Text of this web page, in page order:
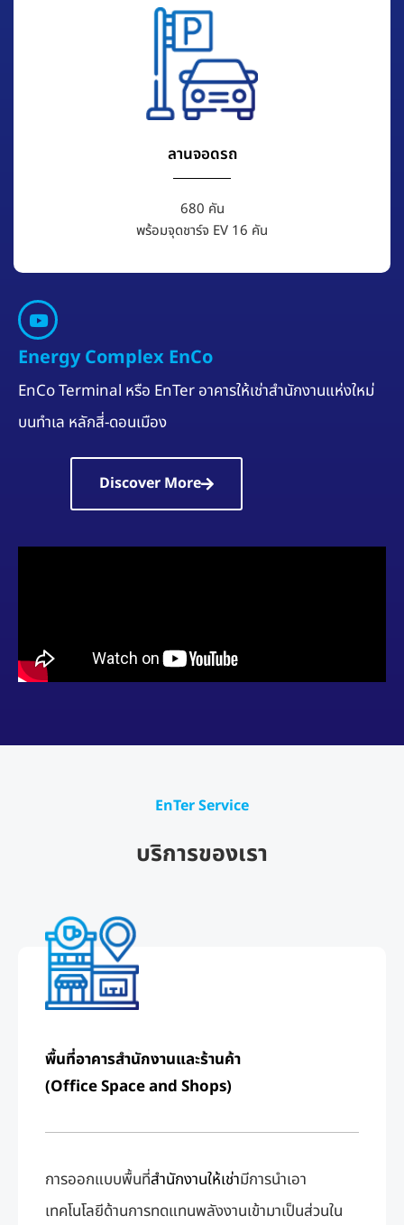
ลานจอดรถ
680 คัน
พร้อมจุดชาร์จ EV 16 คัน
Energy Complex EnCo
EnCo Terminal หรือ EnTer อาคารให้เช่าสำนักงานแห่งใหม่
บนทำเล หลักสี่-ดอนเมือง
Discover More
EnTer Service
บริการของเรา
พื้นที่อาคารสำนักงานและร้านค้า
(Office Space and Shops)
การออกแบบพื้นที่สำนักงานให้เช่ามีการนําเอา
เทคโนโลยีด้านการทดแทนพลังงานเข้ามาเป็นส่วนใน